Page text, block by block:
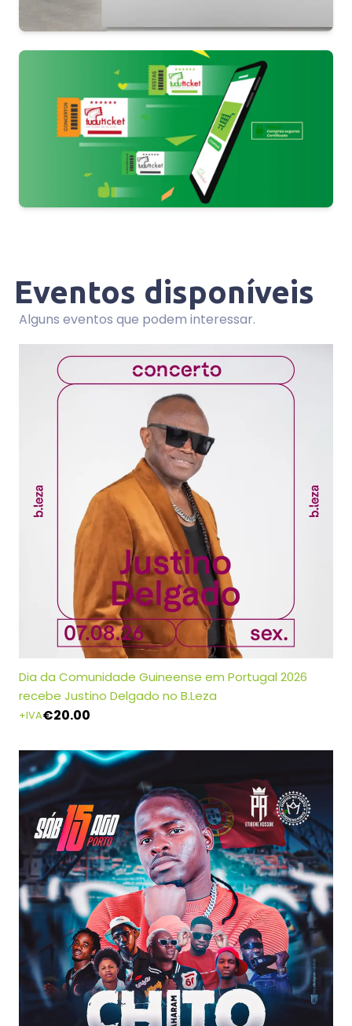
Eventos disponíveis
Alguns eventos que podem interessar.
Dia da Comunidade Guineense em Portugal 2026
recebe Justino Delgado no B.Leza
€20.00
+IVA